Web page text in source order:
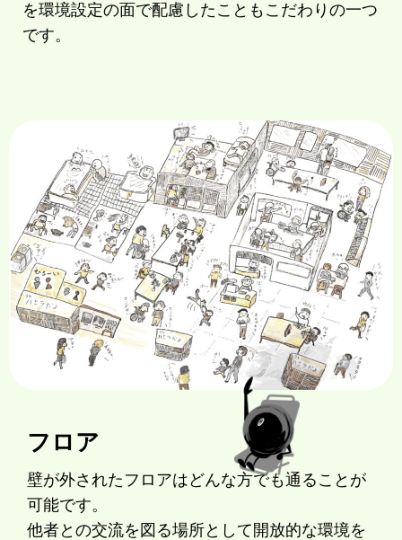
を環境設定の面で配慮したこともこだわりの一つ
です。
フロア
壁が外されたフロアはどんな方でも通ることが
可能です。
他者との交流を図る場所として開放的な環境を